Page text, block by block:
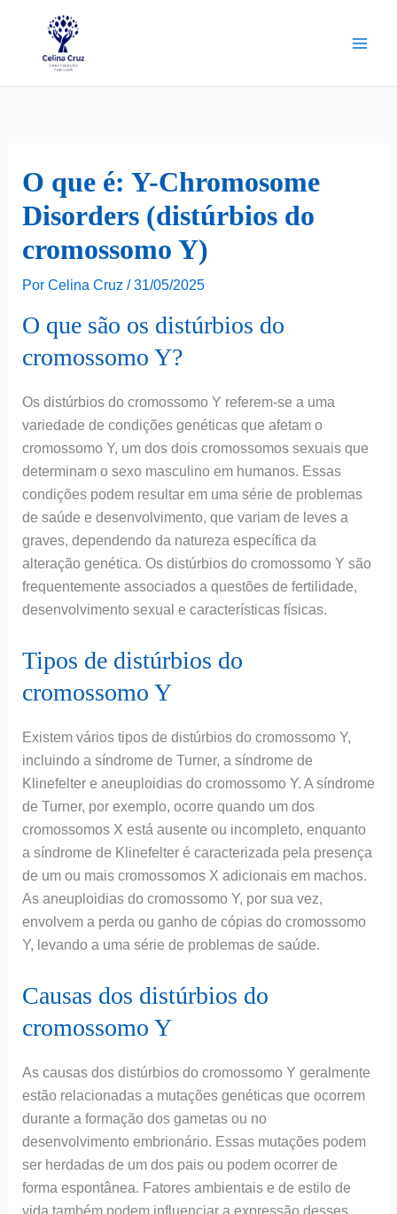
O que é: Y-Chromosome
Disorders (distúrbios do
cromossomo Y)
Por Celina Cruz / 31/05/2025
O que são os distúrbios do
cromossomo Y?
Os distúrbios do cromossomo Y referem-se a uma
variedade de condições genéticas que afetam o
cromossomo Y, um dos dois cromossomos sexuais que
determinam o sexo masculino em humanos. Essas
condições podem resultar em uma série de problemas
de saúde e desenvolvimento, que variam de leves a
graves, dependendo da natureza específica da
alteração genética. Os distúrbios do cromossomo Y são
frequentemente associados a questões de fertilidade,
desenvolvimento sexual e características físicas.
Tipos de distúrbios do
cromossomo Y
Existem vários tipos de distúrbios do cromossomo Y,
incluindo a síndrome de Turner, a síndrome de
Klinefelter e aneuploidias do cromossomo Y. A síndrome
de Turner, por exemplo, ocorre quando um dos
cromossomos X está ausente ou incompleto, enquanto
a síndrome de Klinefelter é caracterizada pela presença
de um ou mais cromossomos X adicionais em machos.
As aneuploidias do cromossomo Y, por sua vez,
envolvem a perda ou ganho de cópias do cromossomo
Y, levando a uma série de problemas de saúde.
Causas dos distúrbios do
cromossomo Y
As causas dos distúrbios do cromossomo Y geralmente
estão relacionadas a mutações genéticas que ocorrem
durante a formação dos gametas ou no
desenvolvimento embrionário. Essas mutações podem
ser herdadas de um dos pais ou podem ocorrer de
forma espontânea. Fatores ambientais e de estilo de
vida também podem influenciar a expressão desses